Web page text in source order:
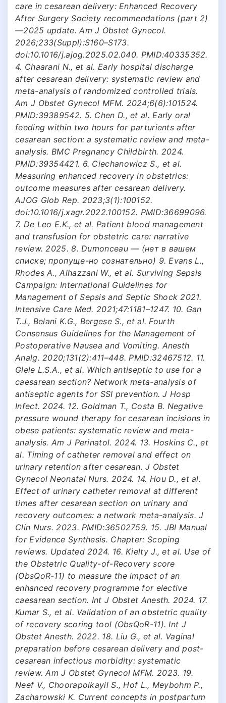
care in cesarean delivery: Enhanced Recovery
After Surgery Society recommendations (part 2)
—2025 update. Am J Obstet Gynecol.
2026;233(Suppl):S160–S173.
doi:10.1016/j.ajog.2025.02.040. PMID:40335352.
4. Chaarani N., et al. Early hospital discharge
after cesarean delivery: systematic review and
meta-analysis of randomized controlled trials.
Am J Obstet Gynecol MFM. 2024;6(6):101524.
PMID:39389542. 5. Chen D., et al. Early oral
feeding within two hours for parturients after
cesarean section: a systematic review and meta-
analysis. BMC Pregnancy Childbirth. 2024.
PMID:39354421. 6. Ciechanowicz S., et al.
Measuring enhanced recovery in obstetrics:
outcome measures after cesarean delivery.
AJOG Glob Rep. 2023;3(1):100152.
doi:10.1016/j.xagr.2022.100152. PMID:36699096.
7. De Leo E.K., et al. Patient blood management
and transfusion for obstetric care: narrative
review. 2025. 8. Dumonceau — (нет в вашем
списке; пропуще-но сознательно) 9. Evans L.,
Rhodes A., Alhazzani W., et al. Surviving Sepsis
Campaign: International Guidelines for
Management of Sepsis and Septic Shock 2021.
Intensive Care Med. 2021;47:1181–1247. 10. Gan
T.J., Belani K.G., Bergese S., et al. Fourth
Consensus Guidelines for the Management of
Postoperative Nausea and Vomiting. Anesth
Analg. 2020;131(2):411–448. PMID:32467512. 11.
Glele L.S.A., et al. Which antiseptic to use for a
caesarean section? Network meta-analysis of
antiseptic agents for SSI prevention. J Hosp
Infect. 2024. 12. Goldman T., Costa B. Negative
pressure wound therapy for cesarean incisions in
obese patients: systematic review and meta-
analysis. Am J Perinatol. 2024. 13. Hoskins C., et
al. Timing of catheter removal and effect on
urinary retention after cesarean. J Obstet
Gynecol Neonatal Nurs. 2024. 14. Hou D., et al.
Effect of urinary catheter removal at different
times after cesarean section on urinary and
recovery outcomes: a network meta-analysis. J
Clin Nurs. 2023. PMID:36502759. 15. JBI Manual
for Evidence Synthesis. Chapter: Scoping
reviews. Updated 2024. 16. Kielty J., et al. Use of
the Obstetric Quality-of-Recovery score
(ObsQoR-11) to measure the impact of an
enhanced recovery programme for elective
caesarean section. Int J Obstet Anesth. 2024. 17.
Kumar S., et al. Validation of an obstetric quality
of recovery scoring tool (ObsQoR-11). Int J
Obstet Anesth. 2022. 18. Liu G., et al. Vaginal
preparation before cesarean delivery and post-
cesarean infectious morbidity: systematic
review. Am J Obstet Gynecol MFM. 2023. 19.
Neef V., Choorapoikayil S., Hof L., Meybohm P.,
Zacharowski K. Current concepts in postpartum